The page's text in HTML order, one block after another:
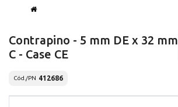
Contrapino - 5 mm DE x 32 mm
C - Case CE
Cód./PN 412686